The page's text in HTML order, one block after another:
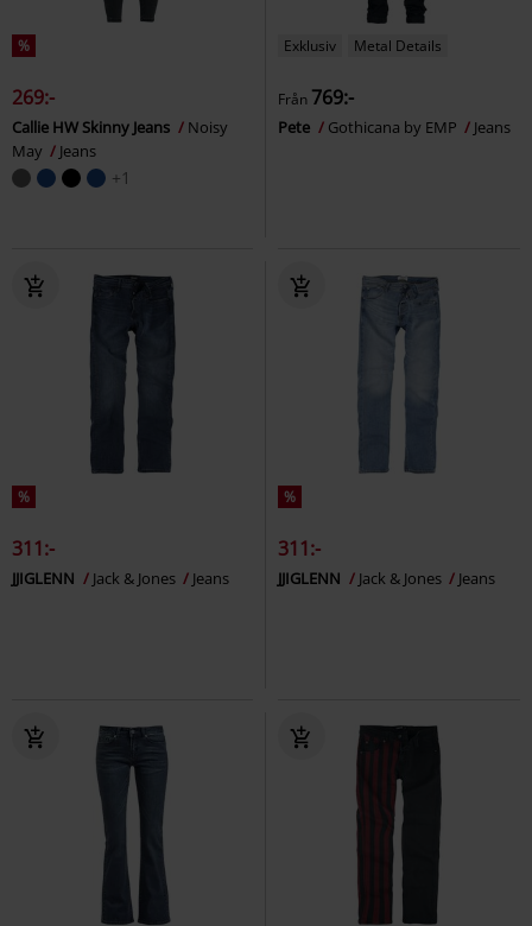
%
269:-
Callie HW Skinny Jeans
Noisy
May
Jeans
+1
Exklusiv Metal Details
Från 769:-
Pete Gothicana by EMP Jeans
%
311:-
JJIGLENN Jack & Jones Jeans
%
311:-
JJIGLENN Jack & Jones Jeans